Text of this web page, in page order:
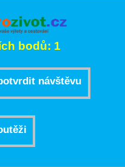
bodů: 1
návštěvu